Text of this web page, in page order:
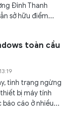
Đình Thanh
sở hữu điểm...
toàn cầu
tình trạng ngừng
bị máy tính
báo cáo ở nhiều...